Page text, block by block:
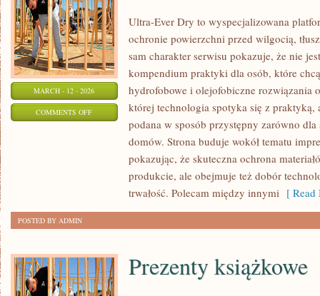
MARCH - 12 - 2026
COMMENTS OFFON
Ultra-Ever Dry to wyspecjalizowana
ochronie powierzchni przed wilgocią,
sam charakter serwisu pokazuje, że nie
kompendium praktyki dla osób, które
hydrofobowe i olejofobiczne rozwiązania
której technologia spotyka się z praktyką,
podana w sposób przystępny zarówno
domów. Strona buduje wokół tematu
pokazując, że skuteczna ochrona
produkcie, ale obejmuje też dobór
trwałość. Polecam między innymi [ Read
POSTED BY ADMIN
Prezenty książkowe